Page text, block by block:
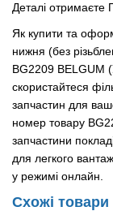
Деталі отримаєте
Як купити та
нижня (без
BG2209 BELGUM
скористайтеся
запчастин для
номер товару
запчастини
для легкого
у режимі онлайн.
Схожі товари